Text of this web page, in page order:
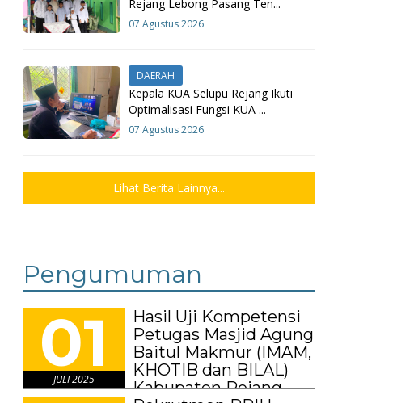
Rejang Lebong Pasang Ten...
07 Agustus 2026
DAERAH
Kepala KUA Selupu Rejang Ikuti
Optimalisasi Fungsi KUA ...
07 Agustus 2026
Lihat Berita Lainnya...
Pengumuman
01
JULI 2025
Hasil Uji Kompetensi
Petugas Masjid Agung
Baitul Makmur (IMAM,
KHOTIB dan BILAL)
Kabupaten Rejang